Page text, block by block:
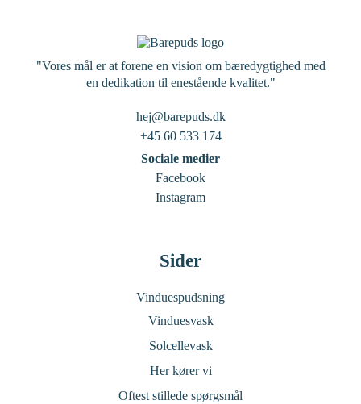
"Vores mål er at forene en vision om bæredygtighed med
en dedikation til enestående kvalitet."
hej@barepuds.dk
+45 60 533 174
Sociale medier
Facebook
Instagram
Sider
Vinduespudsning
Vinduesvask
Solcellevask
Her kører vi
Oftest stillede spørgsmål